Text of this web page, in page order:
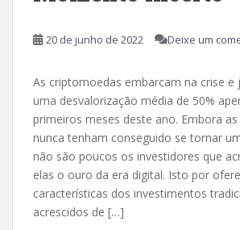
20 de junho de 2022 Deixe um
As criptomoedas embarcam na crise e
uma desvalorização média de 50%
primeiros meses deste ano. Embora
nunca tenham conseguido se tornar
não são poucos os investidores que
elas o ouro da era digital. Isto por
características dos investimentos
acrescidos de […]